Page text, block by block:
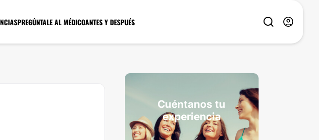
PREGÚNTALE AL MÉDICOANTES Y DESPUÉS
Cuéntanos tu
experiencia